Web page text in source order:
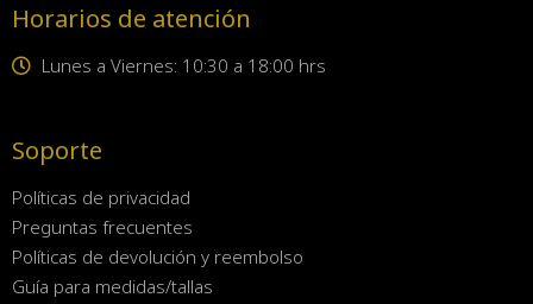
Horarios de atención
Lunes a Viernes: 10:30 a 18:00 hrs
Soporte
Políticas de privacidad
Preguntas frecuentes
Políticas de devolución y reembolso
Guía para medidas/tallas